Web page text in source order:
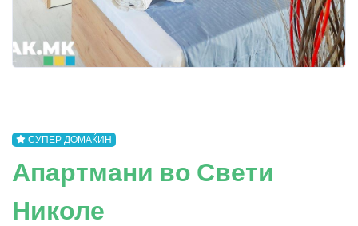
СУПЕР ДОМАЌИН
Апартмани во Свети
Николе